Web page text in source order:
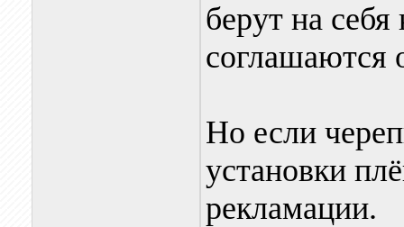
берут на
соглашаются
Но если
установки
рекламации.